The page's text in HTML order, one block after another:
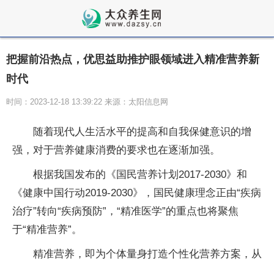
把握前沿热点，优思益助推护眼领域进入精准营养新
时代
时间：2023-12-18 13:39:22 来源：太阳信息网
随着现代人生活水平的提高和自我保健意识的增
强，对于营养健康消费的要求也在逐渐加强。
根据我国发布的《国民营养计划2017-2030》和
《健康中国行动2019-2030》，国民健康理念正由“疾病
治疗”转向“疾病预防”，“精准医学”的重点也将聚焦
于“精准营养”。
精准营养，即为个体量身打造个性化营养方案，从